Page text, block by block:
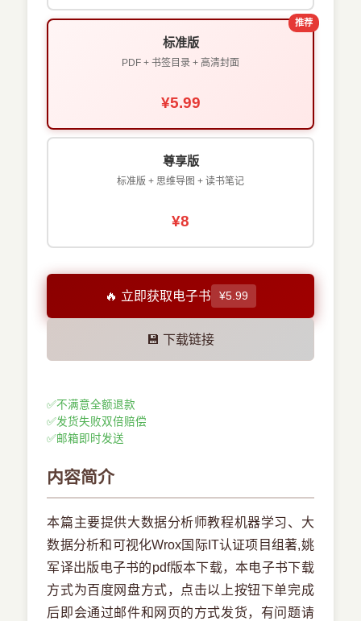
推荐
标准版
PDF + 书签目录 + 高清封面
¥5.99
尊享版
标准版 + 思维导图 + 读书笔记
¥8
🔥 立即获取电子书 ¥5.99
💾 下载链接
✅不满意全额退款
✅发货失败双倍赔偿
✅邮箱即时发送
内容简介
本篇主要提供大数据分析师教程机器学习、大
数据分析和可视化Wrox国际IT认证项目组著,姚
军译出版电子书的pdf版本下载，本电子书下载
方式为百度网盘方式，点击以上按钮下单完成
后即会通过邮件和网页的方式发货，有问题请